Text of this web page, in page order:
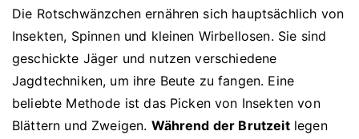
Die Rotschwänzchen ernähren sich hauptsächlich von
Insekten, Spinnen und kleinen Wirbellosen. Sie sind
geschickte Jäger und nutzen verschiedene
Jagdtechniken, um ihre Beute zu fangen. Eine
beliebte Methode ist das Picken von Insekten von
Blättern und Zweigen. Während der Brutzeitlegen